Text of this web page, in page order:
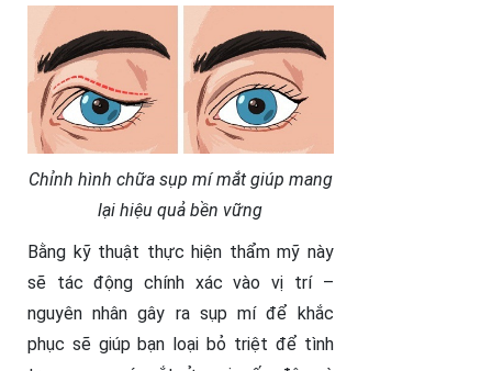
Chỉnh hình chữa sụp mí mắt giúp mang
lại hiệu quả bền vững
Bằng kỹ thuật thực hiện thẩm mỹ này
sẽ tác động chính xác vào vị trí –
nguyên nhân gây ra sụp mí để khắc
phục sẽ giúp bạn loại bỏ triệt để tình